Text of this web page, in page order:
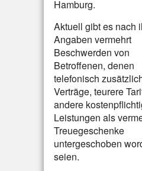
Hamburg.
Aktuell gibt es nach
Angaben vermehrt
Beschwerden von
Betroffenen, denen
telefonisch
Verträge, teurere
andere
Leistungen als
Treuegeschenke
untergeschoben
seien.